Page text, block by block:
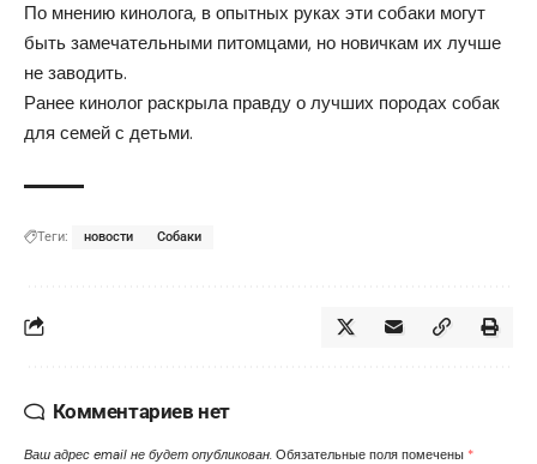
По мнению кинолога, в опытных руках эти собаки могут
быть замечательными питомцами, но новичкам их лучше
не заводить.
Ранее кинолог раскрылаправду о лучших породах собак
для семей с детьми.
Теги: новости Собаки
Комментариев нет
Ваш адрес email не будет опубликован. Обязательные поля помечены *